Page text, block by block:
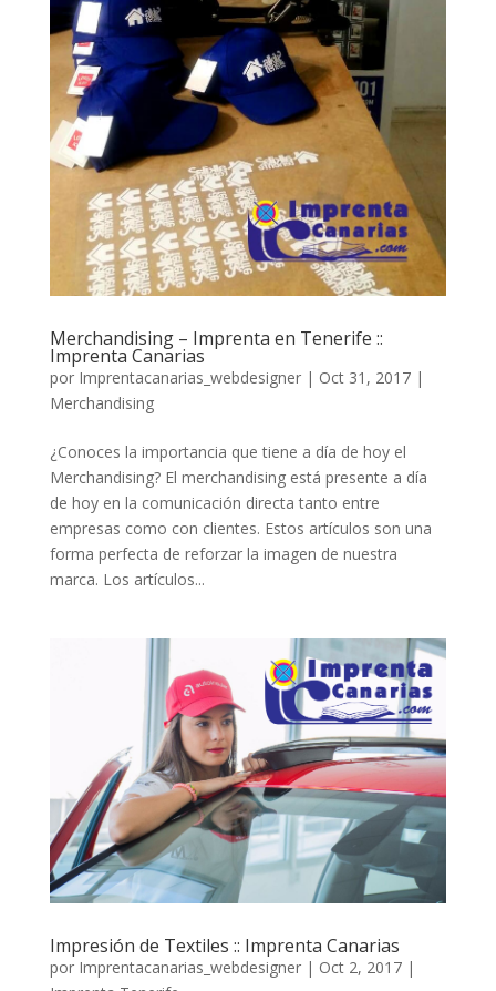
Merchandising – Imprenta en Tenerife ::
Imprenta Canarias
por Imprentacanarias_webdesigner| Oct 31, 2017|
Merchandising
¿Conoces la importancia que tiene a día de hoy el
Merchandising? El merchandising está presente a día
de hoy en la comunicación directa tanto entre
empresas como con clientes. Estos artículos son una
forma perfecta de reforzar la imagen de nuestra
marca. Los artículos...
Impresión de Textiles :: Imprenta Canarias
por Imprentacanarias_webdesigner| Oct 2, 2017|